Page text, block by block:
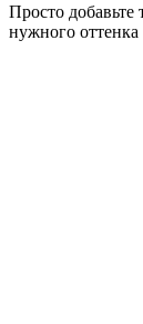
Просто
нужного оттенка